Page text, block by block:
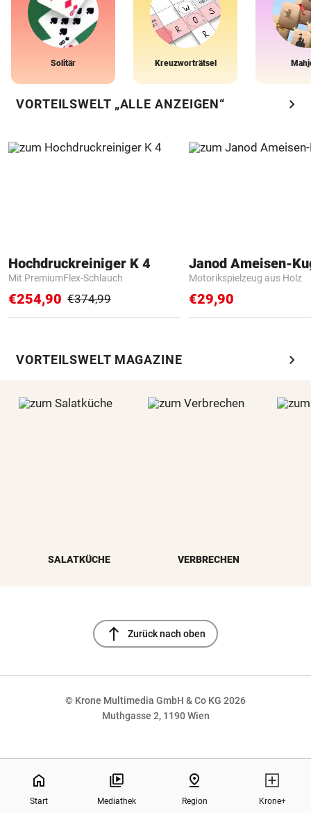
Solitär Kreuzworträtsel
VORTEILSWELT „ALLE ANZEIGEN“ chevron_right
Hochdruckreiniger K 4
Mit PremiumFlex-Schlauch
€254,90 €374,99
Janod Ameisen-
Motorikspielzeug aus Holz
€29,90
VORTEILSWELT MAGAZINE chevron_right
SALATKÜCHE VERBRECHEN
north Zurück nach oben
© Krone Multimedia GmbH & Co KG 2026
Muthgasse 2, 1190 Wien
home
Start Mediathek
pin_drop
Region Krone+
NaN%